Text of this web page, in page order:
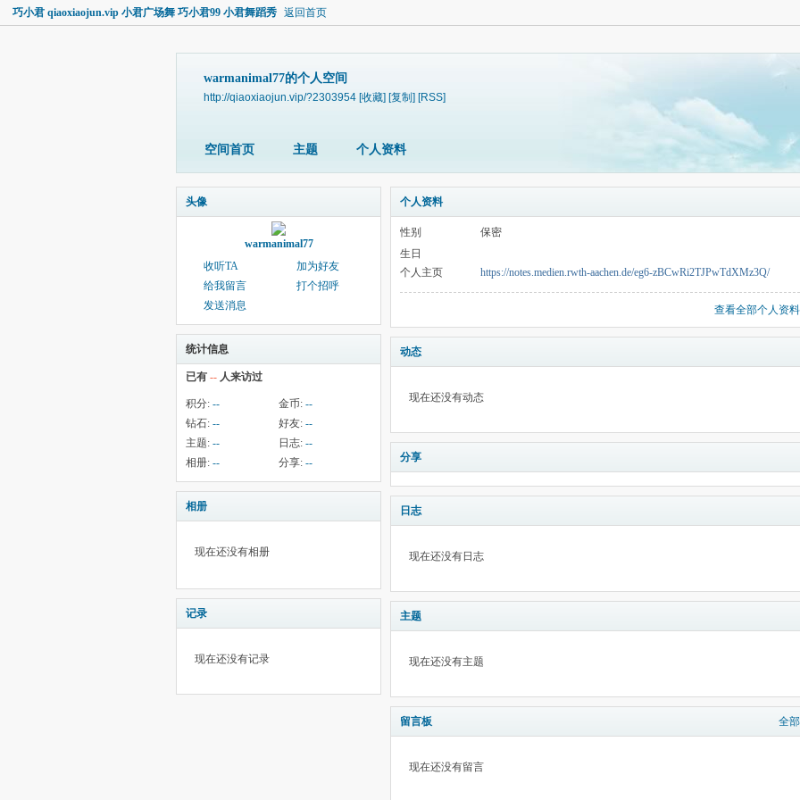
巧小君 qiaoxiaojun.vip 小君广场舞 巧小君99 小君舞蹈秀 返回首页
warmanimal77的个人空间
http://qiaoxiaojun.vip/?2303954 [收藏] [复制] [RSS]
空间首页 主题 个人资料
头像
warmanimal77
收听TA
加为好友
给我留言
打个招呼
发送消息
统计信息
已有 -- 人来访过
积分: -- 金币: --
钻石: -- 好友: --
主题: -- 日志: --
相册: -- 分享: --
相册
现在还没有相册
记录
现在还没有记录
个人资料
性别
保密
生日
个人主页
https://notes.medien.rwth-aachen.de/eg6-zBCwRi2TJPwTdXMz3Q/
查看全部个人资料
动态
现在还没有动态
分享
日志
现在还没有日志
主题
现在还没有主题
留言板 全部
现在还没有留言